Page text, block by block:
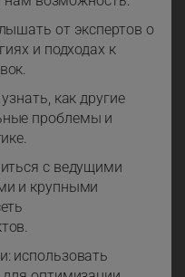
от экспертов о
и подходах к
как другие
проблемы и
с ведущими
и крупными
использовать